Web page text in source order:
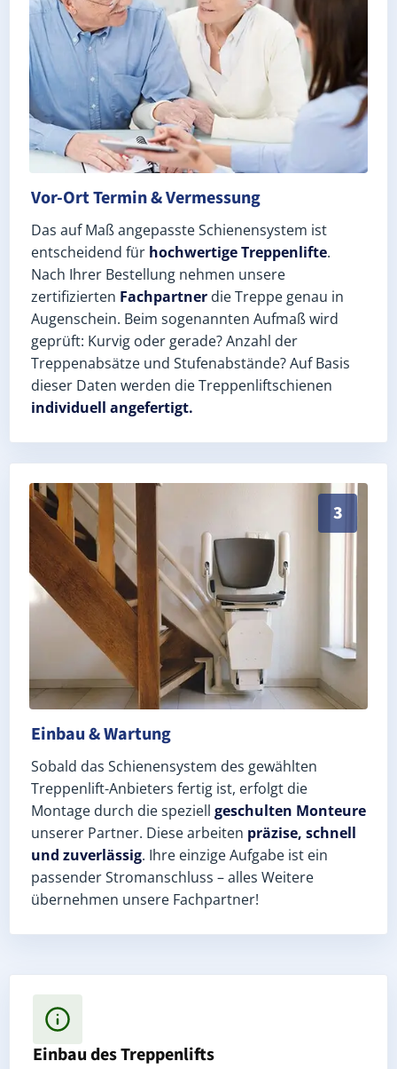
Vor-Ort Termin & Vermessung
Das auf Maß angepasste Schienensystem ist
entscheidend für hochwertige Treppenlifte.
Nach Ihrer Bestellung nehmen unsere
zertifizierten Fachpartner die Treppe genau in
Augenschein. Beim sogenannten Aufmaß wird
geprüft: Kurvig oder gerade? Anzahl der
Treppenabsätze und Stufenabstände? Auf Basis
dieser Daten werden die Treppenliftschienen
individuell angefertigt.
3
Schneller, sauberer Einbau durch zertifizierte
Einbau & Wartung
Sobald das Schienensystem des gewählten
Treppenlift-Anbieters fertig ist, erfolgt die
Montage durch die speziell geschulten Monteure
unserer Partner. Diese arbeiten präzise, schnell
und zuverlässig. Ihre einzige Aufgabe ist ein
passender Stromanschluss – alles Weitere
übernehmen unsere Fachpartner!
Einbau des Treppenlifts